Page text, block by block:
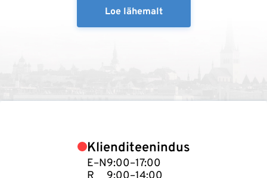
Loe lähemalt
Klienditeenindus
E–N9:00–17:00